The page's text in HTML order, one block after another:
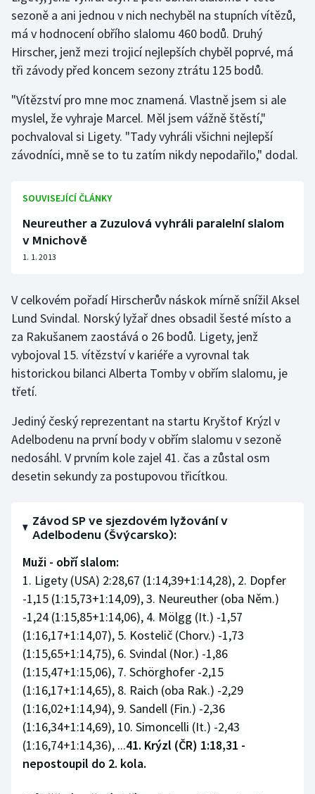
Lezení
Lyže a snowboard
Moderní pětiboj
Motorsport
Olympijské hry
Parasport
Plavání
Plážový volejbal
Ragby
Rychlobruslení
Rychlostní kanoistika
Short track
Sportovní střelba
Stolní tenis
Veslování
Vodní slalom
Volejbal
Ostatní
sezoně a ani jednou v nich nechyběl na stupních vítězů,
má v hodnocení obřího slalomu 460 bodů. Druhý
Hirscher, jenž mezi trojicí nejlepších chyběl poprvé, má
tři závody před koncem sezony ztrátu 125 bodů.
"Vítězství pro mne moc znamená. Vlastně jsem si ale
myslel, že vyhraje Marcel. Měl jsem vážně štěstí,"
pochvaloval si Ligety. "Tady vyhráli všichni nejlepší
závodníci, mně se to tu zatím nikdy nepodařilo," dodal.
SOUVISEJÍCÍ ČLÁNKY
Neureuther a Zuzulová vyhráli paralelní slalom
v Mnichově
1. 1. 2013
V celkovém pořadí Hirscherův náskok mírně snížil Aksel
Lund Svindal. Norský lyžař dnes obsadil šesté místo a
za Rakušanem zaostává o 26 bodů. Ligety, jenž
vybojoval 15. vítězství v kariéře a vyrovnal tak
historickou bilanci Alberta Tomby v obřím slalomu, je
třetí.
Jediný český reprezentant na startu Kryštof Krýzl v
Adelbodenu na první body v obřím slalomu v sezoně
nedosáhl. V prvním kole zajel 41. čas a zůstal osm
desetin sekundy za postupovou třicítkou.
Závod SP ve sjezdovém lyžování v
Adelbodenu (Švýcarsko):
Muži - obří slalom:
1. Ligety (USA) 2:28,67 (1:14,39+1:14,28), 2. Dopfer
-1,15 (1:15,73+1:14,09), 3. Neureuther (oba Něm.)
-1,24 (1:15,85+1:14,06), 4. Mölgg (It.) -1,57
(1:16,17+1:14,07), 5. Kostelič (Chorv.) -1,73
(1:15,65+1:14,75), 6. Svindal (Nor.) -1,86
(1:15,47+1:15,06), 7. Schörghofer -2,15
(1:16,17+1:14,65), 8. Raich (oba Rak.) -2,29
(1:16,02+1:14,94), 9. Sandell (Fin.) -2,36
(1:16,34+1:14,69), 10. Simoncelli (It.) -2,43
(1:16,74+1:14,36), ...41. Krýzl (ČR) 1:18,31 -
nepostoupil do 2. kola.